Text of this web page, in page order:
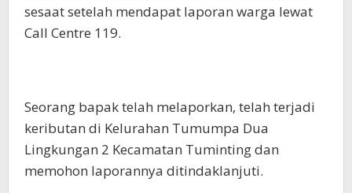
sesaat setelah mendapat laporan warga lewat
Call Centre 119.
Seorang bapak telah melaporkan, telah terjadi
keributan di Kelurahan Tumumpa Dua
Lingkungan 2 Kecamatan Tuminting dan
memohon laporannya ditindaklanjuti.